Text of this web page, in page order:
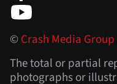
©Crash Media
The total or partial
photographs or